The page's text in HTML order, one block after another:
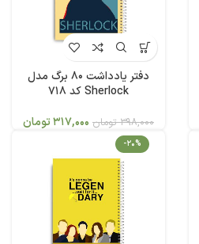
دفتر یادداشت 80 برگ مدل
Sherlock کد 718
398,000 تومان 317,000تومان
-20%